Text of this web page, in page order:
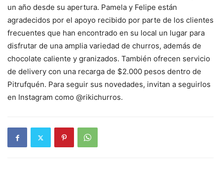
un año desde su apertura. Pamela y Felipe están
agradecidos por el apoyo recibido por parte de los clientes
frecuentes que han encontrado en su local un lugar para
disfrutar de una amplia variedad de churros, además de
chocolate caliente y granizados. También ofrecen servicio
de delivery con una recarga de $2.000 pesos dentro de
Pitrufquén. Para seguir sus novedades, invitan a seguirlos
en Instagram como @rikichurros.